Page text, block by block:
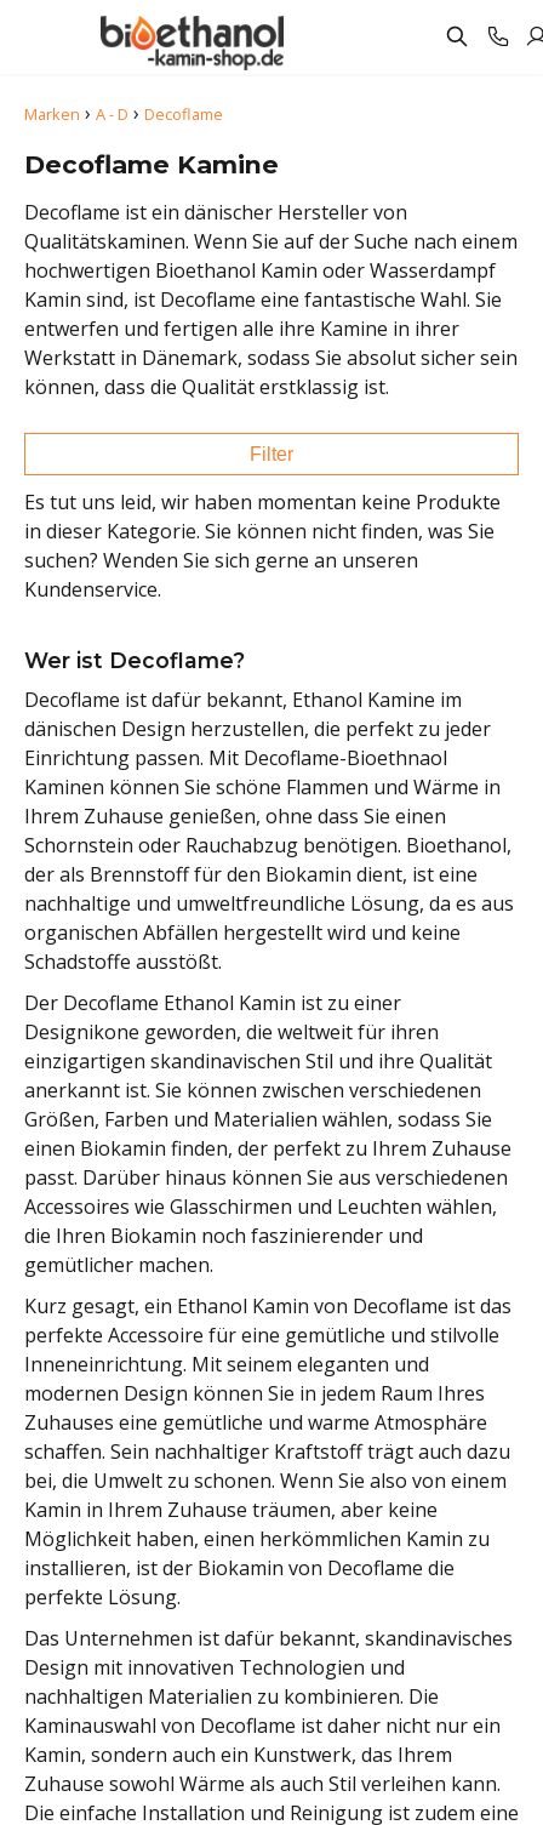
Marken › A - D › Decoflame
Decoflame Kamine
Decoflame ist ein dänischer Hersteller von
Qualitätskaminen. Wenn Sie auf der Suche nach einem
hochwertigen Bioethanol Kamin oder Wasserdampf
Kamin sind, ist Decoflame eine fantastische Wahl. Sie
entwerfen und fertigen alle ihre Kamine in ihrer
Werkstatt in Dänemark, sodass Sie absolut sicher sein
können, dass die Qualität erstklassig ist.
Filter
Es tut uns leid, wir haben momentan keine Produkte
in dieser Kategorie. Sie können nicht finden, was Sie
suchen? Wenden Sie sich gerne an unseren
Kundenservice.
Wer ist Decoflame?
Decoflame ist dafür bekannt, Ethanol Kamine im
dänischen Design herzustellen, die perfekt zu jeder
Einrichtung passen. Mit Decoflame-Bioethnaol
Kaminen können Sie schöne Flammen und Wärme in
Ihrem Zuhause genießen, ohne dass Sie einen
Schornstein oder Rauchabzug benötigen. Bioethanol,
der als Brennstoff für den Biokamin dient, ist eine
nachhaltige und umweltfreundliche Lösung, da es aus
organischen Abfällen hergestellt wird und keine
Schadstoffe ausstößt.
Der Decoflame Ethanol Kamin ist zu einer
Designikone geworden, die weltweit für ihren
einzigartigen skandinavischen Stil und ihre Qualität
anerkannt ist. Sie können zwischen verschiedenen
Größen, Farben und Materialien wählen, sodass Sie
einen Biokamin finden, der perfekt zu Ihrem Zuhause
passt. Darüber hinaus können Sie aus verschiedenen
Accessoires wie Glasschirmen und Leuchten wählen,
die Ihren Biokamin noch faszinierender und
gemütlicher machen.
Kurz gesagt, ein Ethanol Kamin von Decoflame ist das
perfekte Accessoire für eine gemütliche und stilvolle
Inneneinrichtung. Mit seinem eleganten und
modernen Design können Sie in jedem Raum Ihres
Zuhauses eine gemütliche und warme Atmosphäre
schaffen. Sein nachhaltiger Kraftstoff trägt auch dazu
bei, die Umwelt zu schonen. Wenn Sie also von einem
Kamin in Ihrem Zuhause träumen, aber keine
Möglichkeit haben, einen herkömmlichen Kamin zu
installieren, ist der Biokamin von Decoflame die
perfekte Lösung.
Das Unternehmen ist dafür bekannt, skandinavisches
Design mit innovativen Technologien und
nachhaltigen Materialien zu kombinieren. Die
Kaminauswahl von Decoflame ist daher nicht nur ein
Kamin, sondern auch ein Kunstwerk, das Ihrem
Zuhause sowohl Wärme als auch Stil verleihen kann.
Die einfache Installation und Reinigung ist zudem eine